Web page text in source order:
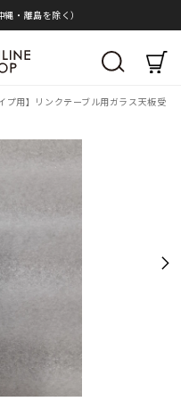
・離島を除く）
プ用】リンクテーブル用ガラス天板受